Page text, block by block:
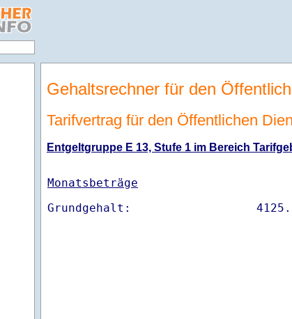
Gehaltsrechner für den
Tarifvertrag für den Öffentlichen
Entgeltgruppe E 13, Stufe 1 im Bereich
Monatsbeträge